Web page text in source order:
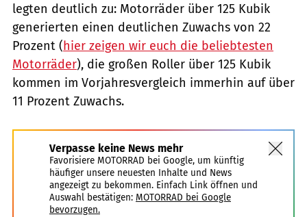
legten deutlich zu: Motorräder über 125 Kubik
generierten einen deutlichen Zuwachs von 22
Prozent (hier zeigen wir euch die beliebtesten
Motorräder), die großen Roller über 125 Kubik
kommen im Vorjahresvergleich immerhin auf über
11 Prozent Zuwachs.
Verpasse keine News mehr
Favorisiere MOTORRAD bei Google, um künftig
häufiger unsere neuesten Inhalte und News
angezeigt zu bekommen. Einfach Link öffnen und
Auswahl bestätigen: MOTORRAD bei Google
bevorzugen.